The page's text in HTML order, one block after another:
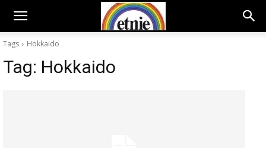
Tags Hokkaido
Tag: Hokkaido